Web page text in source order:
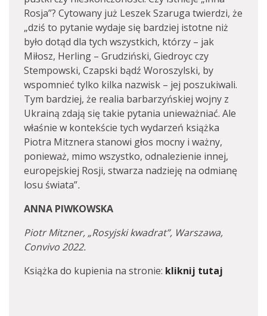
Rosja”? Cytowany już Leszek Szaruga twierdzi, że
„dziś to pytanie wydaje się bardziej istotne niż
było dotąd dla tych wszystkich, którzy – jak
Miłosz, Herling – Grudziński, Giedroyc czy
Stempowski, Czapski bądź Woroszylski, by
wspomnieć tylko kilka nazwisk – jej poszukiwali.
Tym bardziej, że realia barbarzyńskiej wojny z
Ukrainą zdają się takie pytania unieważniać. Ale
właśnie w kontekście tych wydarzeń książka
Piotra Mitznera stanowi głos mocny i ważny,
ponieważ, mimo wszystko, odnalezienie innej,
europejskiej Rosji, stwarza nadzieję na odmianę
losu świata”.
ANNA PIWKOWSKA
Piotr Mitzner, „Rosyjski kwadrat”, Warszawa,
Convivo 2022.
Książka do kupienia na stronie: kliknij tutaj